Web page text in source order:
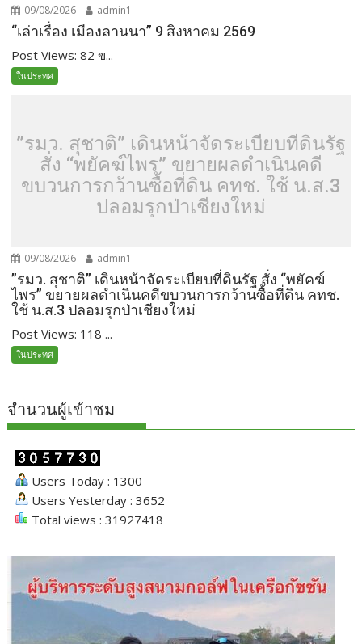
09/08/2026 admin1
“เล่าเรื่อง เมืองลานนา” 9 สิงหาคม 2569
Post Views: 82 ข...
ในประทศ
”รมว. สุชาติ” เดินหน้าจัดระเบียบที่ดินรัฐ
สั่ง “พยัคฆ์ไพร” ขยายผลดำเนินคดี
ขบวนการกว้านซื้อที่ดิน คทช. ใช้ น.ส.3
ปลอมรุกป่าเชียงใหม่
09/08/2026 admin1
”รมว. สุชาติ” เดินหน้าจัดระเบียบที่ดินรัฐ สั่ง “พยัคฆ์
ไพร” ขยายผลดำเนินคดีขบวนการกว้านซื้อที่ดิน คทช.
ใช้ น.ส.3 ปลอมรุกป่าเชียงใหม่
Post Views: 118 ...
ในประทศ
จำนวนผู้เข้าชม
Users Today : 1300
Users Yesterday : 3652
Total views : 31927418